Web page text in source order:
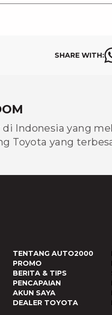
SHARE WITH:
Indonesia yang
Toyota yang
TENTANG AUTO2000
PROMO
BERITA & TIPS
PENCAPAIAN
AKUN SAYA
DEALER TOYOTA